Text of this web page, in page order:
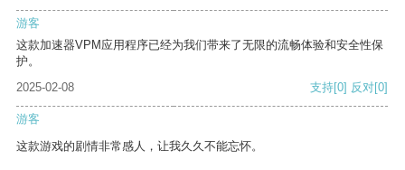
游客
这款加速器VPM应用程序已经为我们带来了无限的流畅体验和安全性保
护。
2025-02-08
支持[0] 反对[0]
游客
这款游戏的剧情非常感人，让我久久不能忘怀。